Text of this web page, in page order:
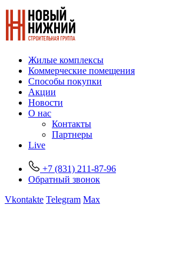
Жилые комплексы
Коммерческие помещения
Способы покупки
Акции
Новости
О нас
Контакты
Партнеры
Live
+7 (831) 211-87-96
Обратный звонок
Vkontakte Telegram Max